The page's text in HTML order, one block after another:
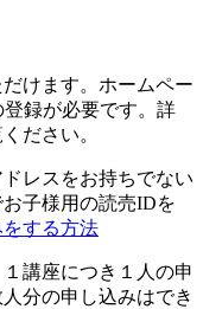
けます。ホームペー
録が必要です。詳
ださい。
レスをお持ちでない
子様用の読売IDを
する方法
講座につき１人の申
分の申し込みはでき